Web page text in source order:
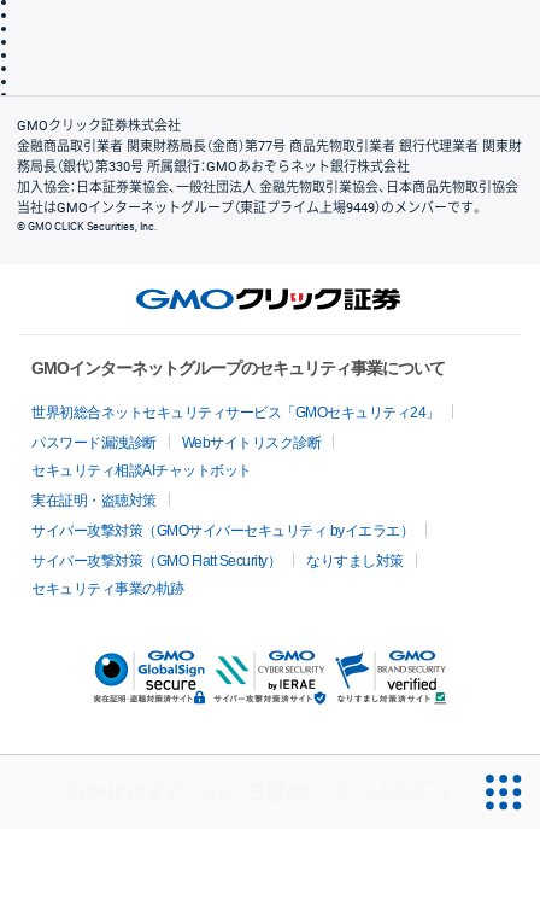
会社案内
GMOクリック証券株式会社
金融商品取引業者 関東財務局長（金商）第77号 商品先物取引業者 銀行代理業者 関東財
務局長（銀代）第330号 所属銀行：GMOあおぞらネット銀行株式会社
加入協会：日本証券業協会、一般社団法人 金融先物取引業協会、日本商品先物取引協会
当社はGMOインターネットグループ（東証プライム上場9449）のメンバーです。
© GMO CLICK Securities, Inc.
GMOインターネットグループのセキュリティ事業について
世界初総合ネットセキュリティサービス「GMOセキュリティ24」
パスワード漏洩診断
Webサイトリスク診断
セキュリティ相談AIチャットボット
実在証明・盗聴対策
サイバー攻撃対策（GMOサイバーセキュリティ byイエラエ）
サイバー攻撃対策（GMO Flatt Security）
なりすまし対策
セキュリティ事業の軌跡